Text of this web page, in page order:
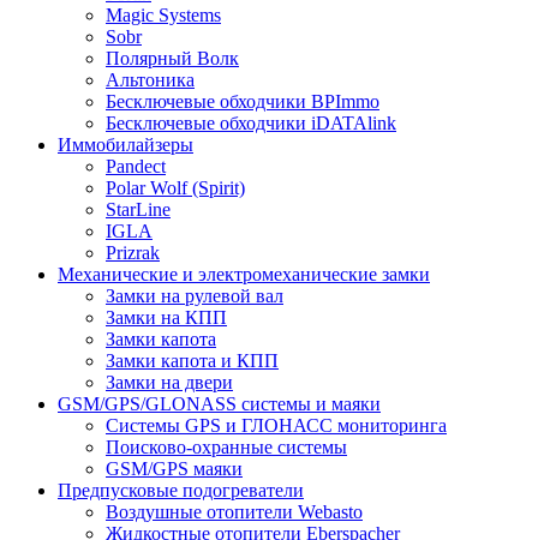
Magic Systems
Sobr
Полярный Волк
Альтоника
Бесключевые обходчики BPImmo
Бесключевые обходчики iDATAlink
Иммобилайзеры
Pandect
Polar Wolf (Spirit)
StarLine
IGLA
Prizrak
Механические и электромеханические замки
Замки на рулевой вал
Замки на КПП
Замки капота
Замки капота и КПП
Замки на двери
GSM/GPS/GLONASS системы и маяки
Системы GPS и ГЛОНАСС мониторинга
Поисково-охранные системы
GSM/GPS маяки
Предпусковые подогреватели
Воздушные отопители Webasto
Жидкостные отопители Eberspacher